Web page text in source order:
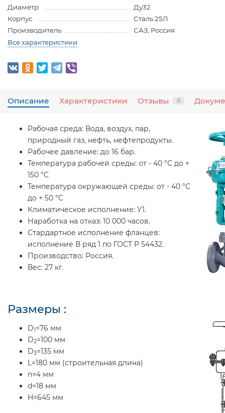
Диаметр
Ду32
Корпус
Сталь 25Л
Производитель
САЗ, Россия
Все характеристики
Описание Характеристики Отзывы 0
Рабочая среда: Вода, воздух, пар,
природный газ, нефть, нефтепродукты.
Рабочее давление: до 16 бар.
Температура рабочей среды: от - 40 °С до +
150 °С
Температура окружающей среды: от - 40 °С
до + 50 °С
Климатическое исполнение: У1.
Наработка на отказ: 10 000 часов.
Стардартное исполнение фланцев:
исполнение В ряд 1 по ГОСТ Р 54432.
Производство: Россия.
Вес: 27 кг.
Размеры :
D1 =76 мм
D2=100 мм
D3=135 мм
L=180 мм (строительная длина)
n=4 мм
d=18 мм
H=645 мм